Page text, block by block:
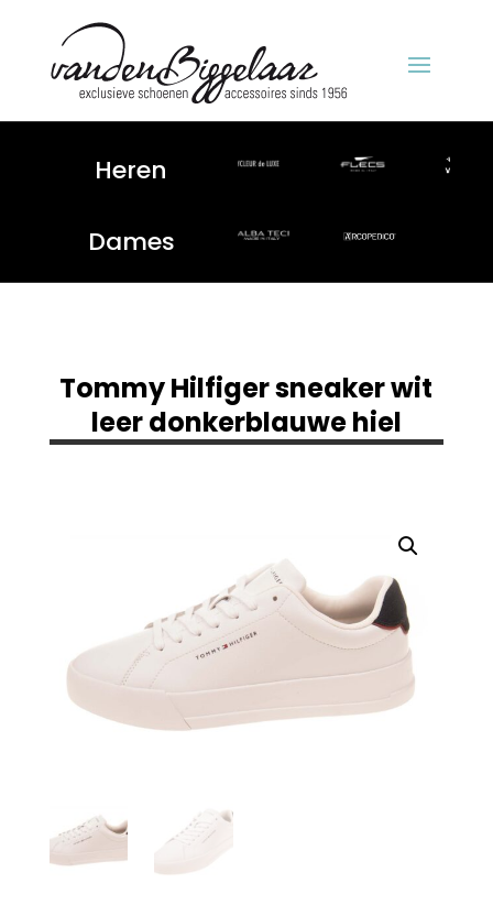
Heren
Dames
Tommy Hilfiger sneaker wit
leer donkerblauwe hiel